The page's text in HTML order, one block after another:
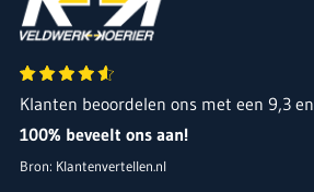
Klanten beoordelen ons met een 9,3 en
100% beveelt ons aan!
Bron: Klantenvertellen.nl